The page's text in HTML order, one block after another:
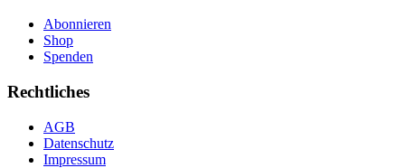
Abonnieren
Shop
Spenden
Rechtliches
AGB
Datenschutz
Impressum